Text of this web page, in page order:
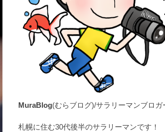
MuraBlog(むらブログ)/サラリーマンブロガ
札幌に住む30代後半のサラリーマンです！